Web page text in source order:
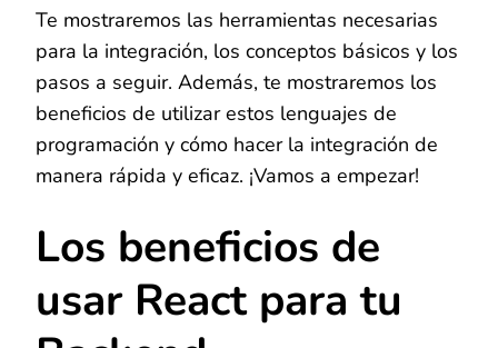
Te mostraremos las herramientas necesarias
para la integración, los conceptos básicos y los
pasos a seguir. Además, te mostraremos los
beneficios de utilizar estos lenguajes de
programación y cómo hacer la integración de
manera rápida y eficaz. ¡Vamos a empezar!
Los beneficios de
usar React para tu